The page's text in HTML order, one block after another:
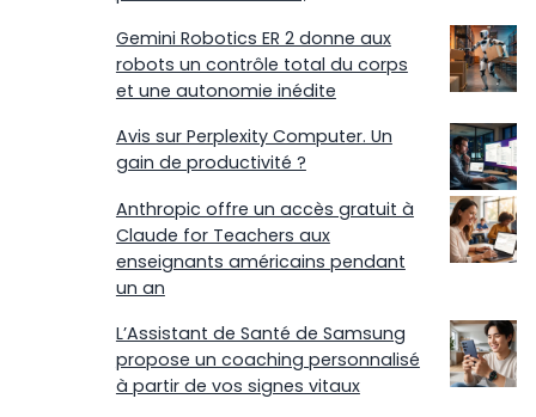
Gemini Robotics ER 2 donne aux
robots un contrôle total du corps
et une autonomie inédite
Avis sur Perplexity Computer. Un
gain de productivité ?
Anthropic offre un accès gratuit à
Claude for Teachers aux
enseignants américains pendant
un an
L’Assistant de Santé de Samsung
propose un coaching personnalisé
à partir de vos signes vitaux